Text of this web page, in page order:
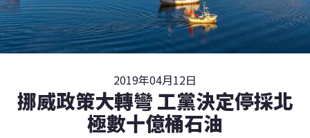
2019年04月12日
挪威政策大轉彎 工黨決定停採北
極數十億桶石油